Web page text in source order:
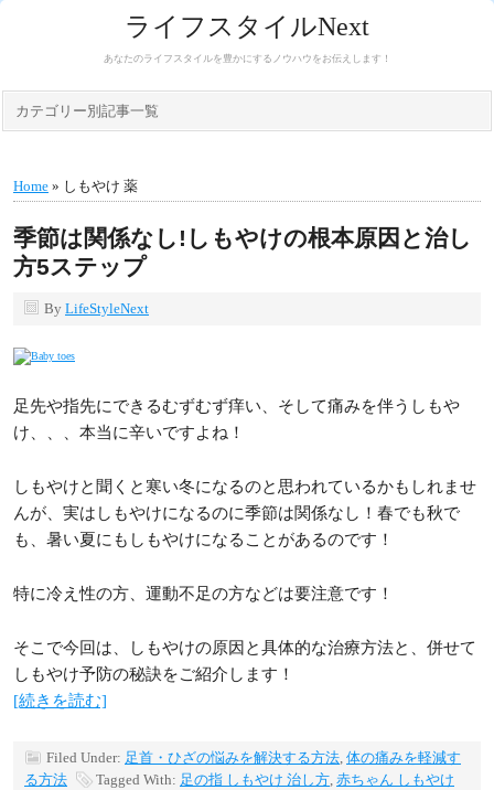
ライフスタイルNext
あなたのライフスタイルを豊かにするノウハウをお伝えします！
カテゴリー別記事一覧
Home » しもやけ 薬
季節は関係なし!しもやけの根本原因と治し
方5ステップ
By LifeStyleNext
足先や指先にできるむずむず痒い、そして痛みを伴うしもや
け、、、本当に辛いですよね！
しもやけと聞くと寒い冬になるのと思われているかもしれませ
んが、実はしもやけになるのに季節は関係なし！春でも秋で
も、暑い夏にもしもやけになることがあるのです！
特に冷え性の方、運動不足の方などは要注意です！
そこで今回は、しもやけの原因と具体的な治療方法と、併せて
しもやけ予防の秘訣をご紹介します！
[続きを読む]
Filed Under: 足首・ひざの悩みを解決する方法, 体の痛みを軽減す
る方法
Tagged With: 足の指 しもやけ 治し方, 赤ちゃん しもやけ